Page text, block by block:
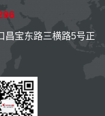
昌宝东路三横路5号正